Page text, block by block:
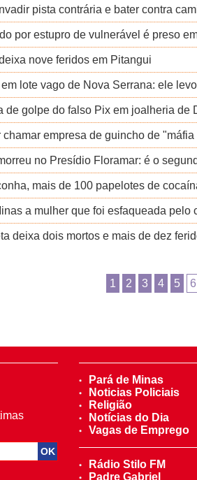
pista contrária e bater contra
por estupro de vulnerável é preso
nove feridos em Pitangui
lote vago de Nova Serrana: ele
de golpe do falso Pix em joalheria de
empresa de guincho de
no Presídio Floramar: é o
mais de 100 papelotes de
a mulher que foi esfaqueada pelo
deixa dois mortos e mais de dez
1 2 3 4 5 6
Pará de Minas
Noticias Policiais
Religião
Notícias do Dia
Vagas de Emprego
Rádio Stilo FM
Padre Gabriel